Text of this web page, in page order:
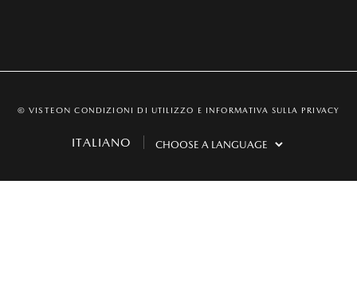
© VISTEONCONDIZIONI DI UTILIZZO E INFORMATIVA SULLA PRIVACY
ITALIANO